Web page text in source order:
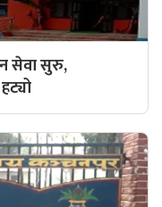
सेवा सुरु,